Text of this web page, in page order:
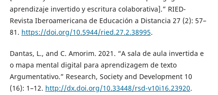
aprendizaje invertido y escritura colaborativa].” RIED-
Revista Iberoamericana de Educación a Distancia 27 (2): 57–
81. https://doi.org/10.5944/ried.27.2.38995.
Dantas, L., and C. Amorim. 2021. “A sala de aula invertida e
o mapa mental digital para aprendizagem de texto
Argumentativo.” Research, Society and Development 10
(16): 1–12. http://dx.doi.org/10.33448/rsd-v10i16.23920.